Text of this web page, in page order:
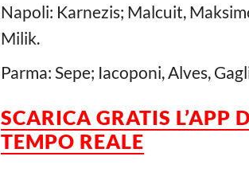
Napoli: Karnezis; Malcuit,
Milik.
Parma: Sepe; Iacoponi, Alves,
SCARICA GRATIS L’APP
TEMPO REALE